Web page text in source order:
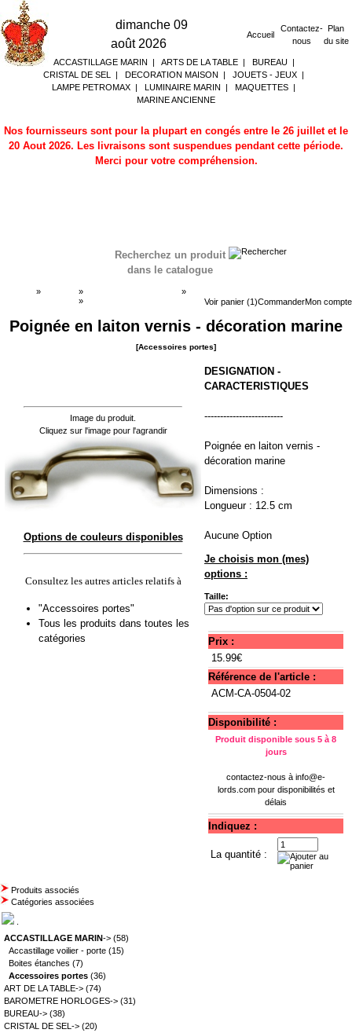
dimanche 09
août 2026
Accueil
Contactez-
nous
Plan
du site
ACCASTILLAGE MARIN | ARTS DE LA TABLE| BUREAU|
CRISTAL DE SEL
| DECORATION MAISON | JOUETS - JEUX |
LAMPE PETROMAX | LUMINAIRE MARIN | MAQUETTES |
MARINE ANCIENNE
Nos fournisseurs sont pour la plupart en congés entre le 26 juillet et le
20 Aout 2026. Les livraisons sont suspendues pendant cette période.
Merci pour votre compréhension.
Recherchez un produit
dans le catalogue
Voir panier (1)CommanderMon compte
» »
»
»
Poignée en laiton vernis - décoration marine
[Accessoires portes]
Image du produit.
Cliquez sur l'image pour l'agrandir
Options de couleurs disponibles
Consultez les autres articles relatifs à
"Accessoires portes"
Tous les produits dans toutes les
catégories
DESIGNATION -
CARACTERISTIQUES
-------------------------
Poignée en laiton vernis -
décoration marine
Dimensions :
Longueur : 12.5 cm
Aucune Option
Je choisis mon (mes)
options :
Taille:
Prix :
15.99€
Référence de l'article :
ACM-CA-0504-02
Disponibilité :
Produit disponible sous 5 à 8
jours
contactez-nous à info@e-
lords.compour disponibilités et
délais
Indiquez :
La quantité :
Produits associés
Catégories associées
ACCASTILLAGE MARIN-> (58)
Accastillage voilier - porte (15)
Boites étanches (7)
Accessoires portes (36)
ART DE LA TABLE-> (74)
BAROMETRE HORLOGES-> (31)
BUREAU-> (38)
CRISTAL DE SEL-> (20)